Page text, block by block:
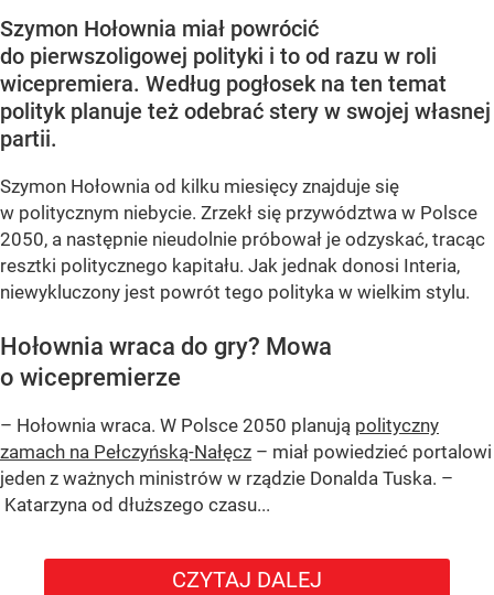
Szymon Hołownia miał powrócić
do pierwszoligowej polityki i to od razu w roli
wicepremiera. Według pogłosek na ten temat
polityk planuje też odebrać stery w swojej własnej
partii.
Szymon Hołownia od kilku miesięcy znajduje się
w politycznym niebycie. Zrzekł się przywództwa w Polsce
2050, a następnie nieudolnie próbował je odzyskać, tracąc
resztki politycznego kapitału. Jak jednak donosi Interia,
niewykluczony jest powrót tego polityka w wielkim stylu.
Hołownia wraca do gry? Mowa
o wicepremierze
– Hołownia wraca. W Polsce 2050 planują polityczny
zamach na Pełczyńską-Nałęcz – miał powiedzieć portalowi
jeden z ważnych ministrów w rządzie Donalda Tuska. –
Katarzyna od dłuższego czasu...
CZYTAJ DALEJ